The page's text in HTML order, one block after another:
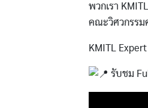
พวกเรา
คณะวิศวกรรม
KMITL
รับชม